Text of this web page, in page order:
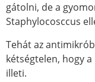
gátolni, de a
Staphylocosccus
Tehát az
kétségtelen, hogy
illeti.